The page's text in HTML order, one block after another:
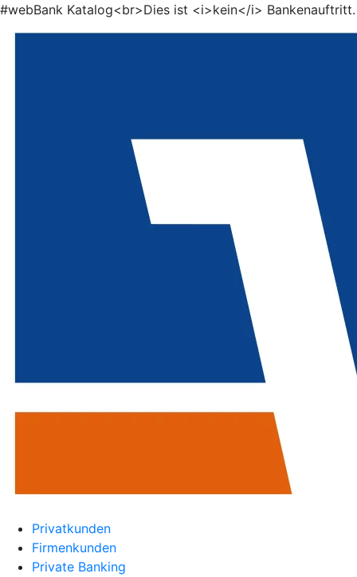
#webBank Katalog<br>Dies ist <i>kein</i> Bankenauftritt.
Privatkunden
Firmenkunden
Private Banking